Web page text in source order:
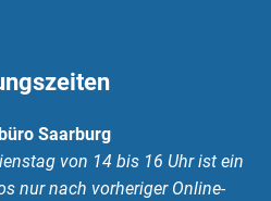
Saarburg
von 14 bis 16 Uhr ist ein
nur nach vorheriger Online-